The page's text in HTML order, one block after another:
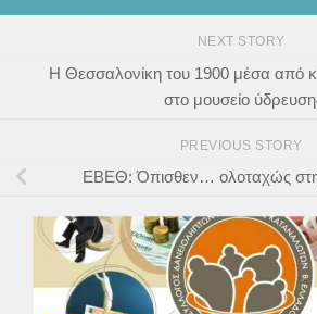
NEXT STORY
Η Θεσσαλονίκη του 1900 μέσα από
στο μουσείο
PREVIOUS STORY
ΕΒΕΘ: Όπισθεν… ολοταχώς